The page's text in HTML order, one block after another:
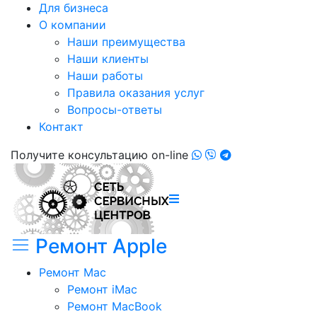
Для бизнеса
О компании
Наши преимущества
Наши клиенты
Наши работы
Правила оказания услуг
Вопросы-ответы
Контакт
Получите консультацию on-line
Ремонт Apple
Ремонт Mac
Ремонт iMac
Ремонт MacBook